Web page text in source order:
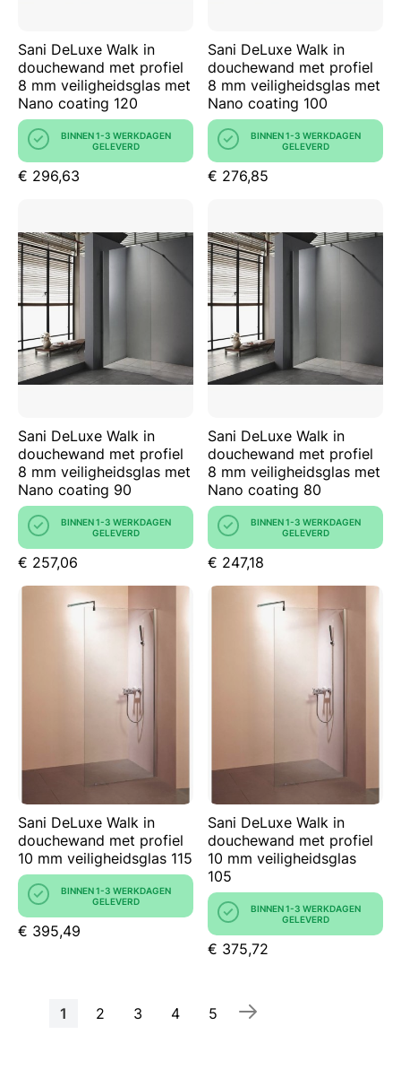
Sani DeLuxe Walk in
douchewand met profiel
8 mm veiligheidsglas met
Nano coating 120
BINNEN 1-3 WERKDAGEN
GELEVERD
€ 296,63
Sani DeLuxe Walk in
douchewand met profiel
8 mm veiligheidsglas met
Nano coating 100
BINNEN 1-3 WERKDAGEN
GELEVERD
€ 276,85
Sani DeLuxe Walk in
douchewand met profiel
8 mm veiligheidsglas met
Nano coating 90
BINNEN 1-3 WERKDAGEN
GELEVERD
€ 257,06
Sani DeLuxe Walk in
douchewand met profiel
8 mm veiligheidsglas met
Nano coating 80
BINNEN 1-3 WERKDAGEN
GELEVERD
€ 247,18
Sani DeLuxe Walk in
douchewand met profiel
10 mm veiligheidsglas 115
BINNEN 1-3 WERKDAGEN
GELEVERD
€ 395,49
Sani DeLuxe Walk in
douchewand met profiel
10 mm veiligheidsglas
105
BINNEN 1-3 WERKDAGEN
GELEVERD
€ 375,72
Pagina
U
1 Pagina
2 Pagina
3 Pagina
4 Pagina
5